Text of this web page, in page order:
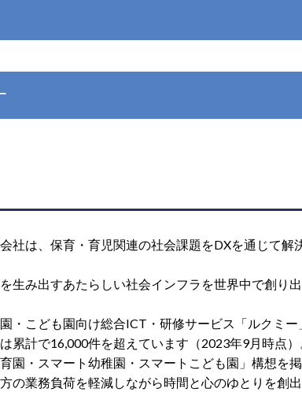
社は、保育・育児関連の社会課題をDXを通じて解
を生み出すあたらしい社会インフラを世界中で創り
・こども園向け総合ICT・研修サービス「ルクミ
累計で16,000件を超えています（2023年9月時点）
育園・スマート幼稚園・スマートこども園」構想
の業務負荷を軽減しながら時間と心のゆとりを創